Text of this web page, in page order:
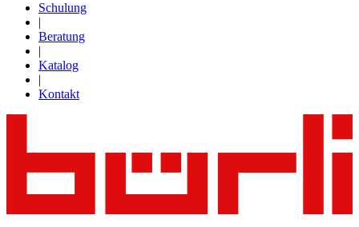
Schulung
|
Beratung
|
Katalog
|
Kontakt